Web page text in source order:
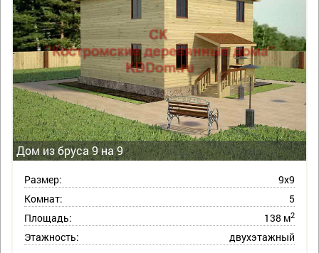
Дом из бруса 9 на 9
Размер:
9х9
Комнат:
5
Площадь:
138 м2
Этажность: двухэтажный